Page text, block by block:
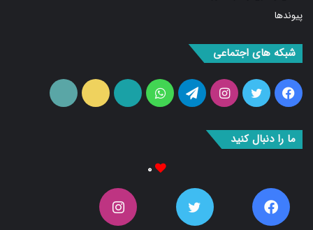
عکس و طرح و کاریکاتور
فیس
بوک
توییتراینستاگرامتلگرامواتس
آپارات ایتا